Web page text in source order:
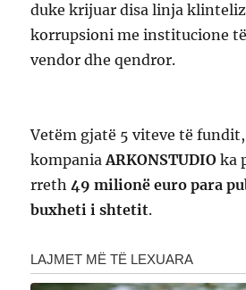
duke krijuar disa linja
korrupsioni me institucione
vendor dhe qendror.
Vetëm gjatë 5 viteve të fundit,
kompaniaARKONSTUDIO ka
rreth49 milionë euro para
buxheti i shtetit.